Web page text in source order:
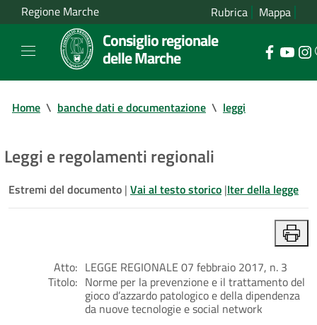
Regione Marche Rubrica Mappa
Consiglio regionale
delle Marche
Home \ banche dati e documentazione \ leggi
Leggi e regolamenti regionali
Estremi del documento | Vai al testo storico |Iter della legge
Atto: LEGGE REGIONALE 07 febbraio 2017, n. 3
Titolo: Norme per la prevenzione e il trattamento del
gioco d’azzardo patologico e della dipendenza
da nuove tecnologie e social network